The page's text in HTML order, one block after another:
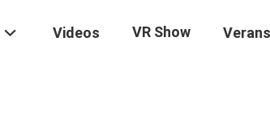
Videos VR Show